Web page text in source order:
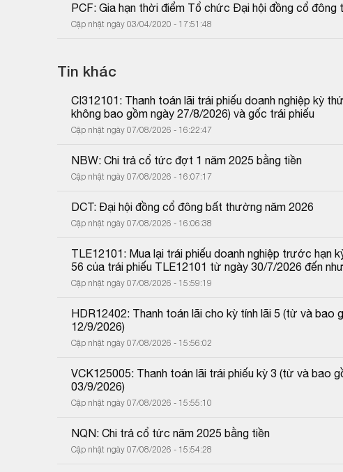
PCF: Gia hạn thời điểm Tổ chức Đại hội đồng cổ đông
Cập nhật ngày 03/04/2020 - 17:51:48
Tin khác
CI312101: Thanh toán lãi trái phiếu doanh nghiệp kỳ
không bao gồm ngày 27/8/2026) và gốc trái phiếu
Cập nhật ngày 07/08/2026 - 16:22:47
NBW: Chi trả cổ tức đợt 1 năm 2025 bằng tiền
Cập nhật ngày 07/08/2026 - 16:07:17
DCT: Đại hội đồng cổ đông bất thường năm 2026
Cập nhật ngày 07/08/2026 - 16:06:38
TLE12101: Mua lại trái phiếu doanh nghiệp trước hạn
56 của trái phiếu TLE12101 từ ngày 30/7/2026 đến
Cập nhật ngày 07/08/2026 - 15:59:19
HDR12402: Thanh toán lãi cho kỳ tính lãi 5 (từ và bao
12/9/2026)
Cập nhật ngày 07/08/2026 - 15:56:02
VCK125005: Thanh toán lãi trái phiếu kỳ 3 (từ và bao
03/9/2026)
Cập nhật ngày 07/08/2026 - 15:55:10
NQN: Chi trả cổ tức năm 2025 bằng tiền
Cập nhật ngày 07/08/2026 - 15:54:28